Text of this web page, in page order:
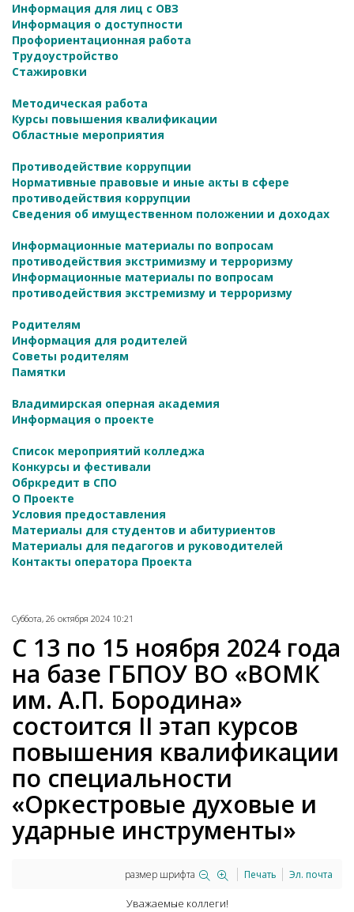
Информация для лиц с ОВЗ
Информация о доступности
Профориентационная работа
Трудоустройство
Стажировки
Методическая работа
Курсы повышения квалификации
Областные мероприятия
Противодействие коррупции
Нормативные правовые и иные акты в сфере
противодействия коррупции
Сведения об имущественном положении и доходах
Информационные материалы по вопросам
противодействия экстримизму и терроризму
Информационные материалы по вопросам
противодействия экстремизму и терроризму
Родителям
Информация для родителей
Советы родителям
Памятки
Владимирская оперная академия
Информация о проекте
Список мероприятий колледжа
Конкурсы и фестивали
Обркредит в СПО
О Проекте
Условия предоставления
Материалы для студентов и абитуриентов
Материалы для педагогов и руководителей
Контакты оператора Проекта
Суббота, 26 октября 2024 10:21
С 13 по 15 ноября 2024 года
на базе ГБПОУ ВО «ВОМК
им. А.П. Бородина»
состоится II этап курсов
повышения квалификации
по специальности
«Оркестровые духовые и
ударные инструменты»
размер шрифта Печать Эл. почта
Уважаемые коллеги!